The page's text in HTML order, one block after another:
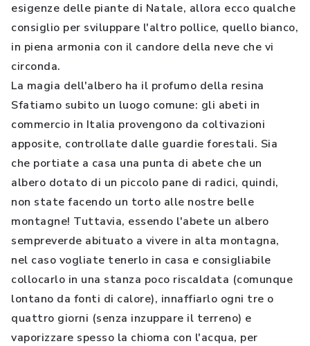
esigenze delle piante di Natale, allora ecco qualche
consiglio per sviluppare l'altro pollice, quello bianco,
in piena armonia con il candore della neve che vi
circonda.
La magia dell'albero ha il profumo della resina
Sfatiamo subito un luogo comune: gli abeti in
commercio in Italia provengono da coltivazioni
apposite, controllate dalle guardie forestali. Sia
che portiate a casa una punta di abete che un
albero dotato di un piccolo pane di radici, quindi,
non state facendo un torto alle nostre belle
montagne! Tuttavia, essendo l'abete un albero
sempreverde abituato a vivere in alta montagna,
nel caso vogliate tenerlo in casa e consigliabile
collocarlo in una stanza poco riscaldata (comunque
lontano da fonti di calore), innaffiarlo ogni tre o
quattro giorni (senza inzuppare il terreno) e
vaporizzare spesso la chioma con l'acqua, per